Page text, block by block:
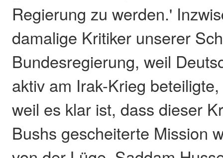
Regierung zu werden.'
damalige Kritiker unserer
Bundesregierung, weil
aktiv am Irak-Krieg
weil es klar ist, dass dieser
Bushs gescheiterte Mission